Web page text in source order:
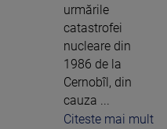
urmările
catastrofei
nucleare din
1986 de la
Cernobîl, din
cauza ...
Citeste mai mult